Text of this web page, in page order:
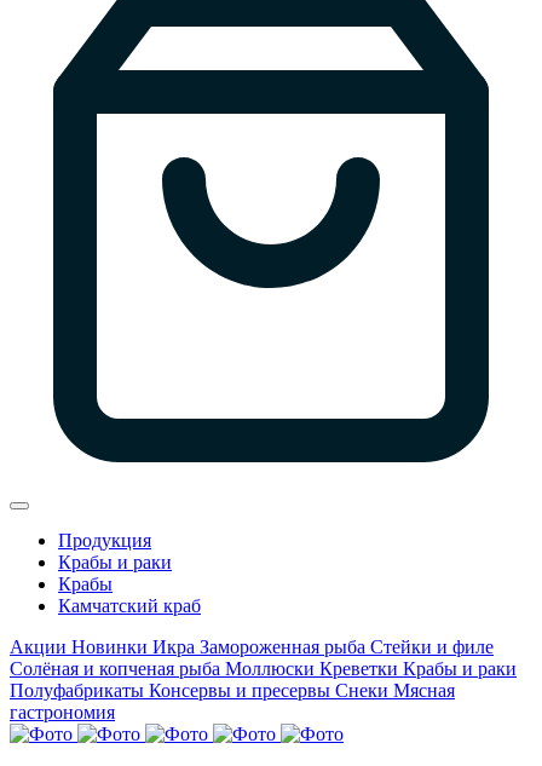
Продукция
Крабы и раки
Крабы
Камчатский краб
Акции Новинки Икра Замороженная рыба Стейки и филе
Солёная и копченая рыба Моллюски Креветки Крабы и раки
Полуфабрикаты Консервы и пресервы Снеки Мясная
гастрономия